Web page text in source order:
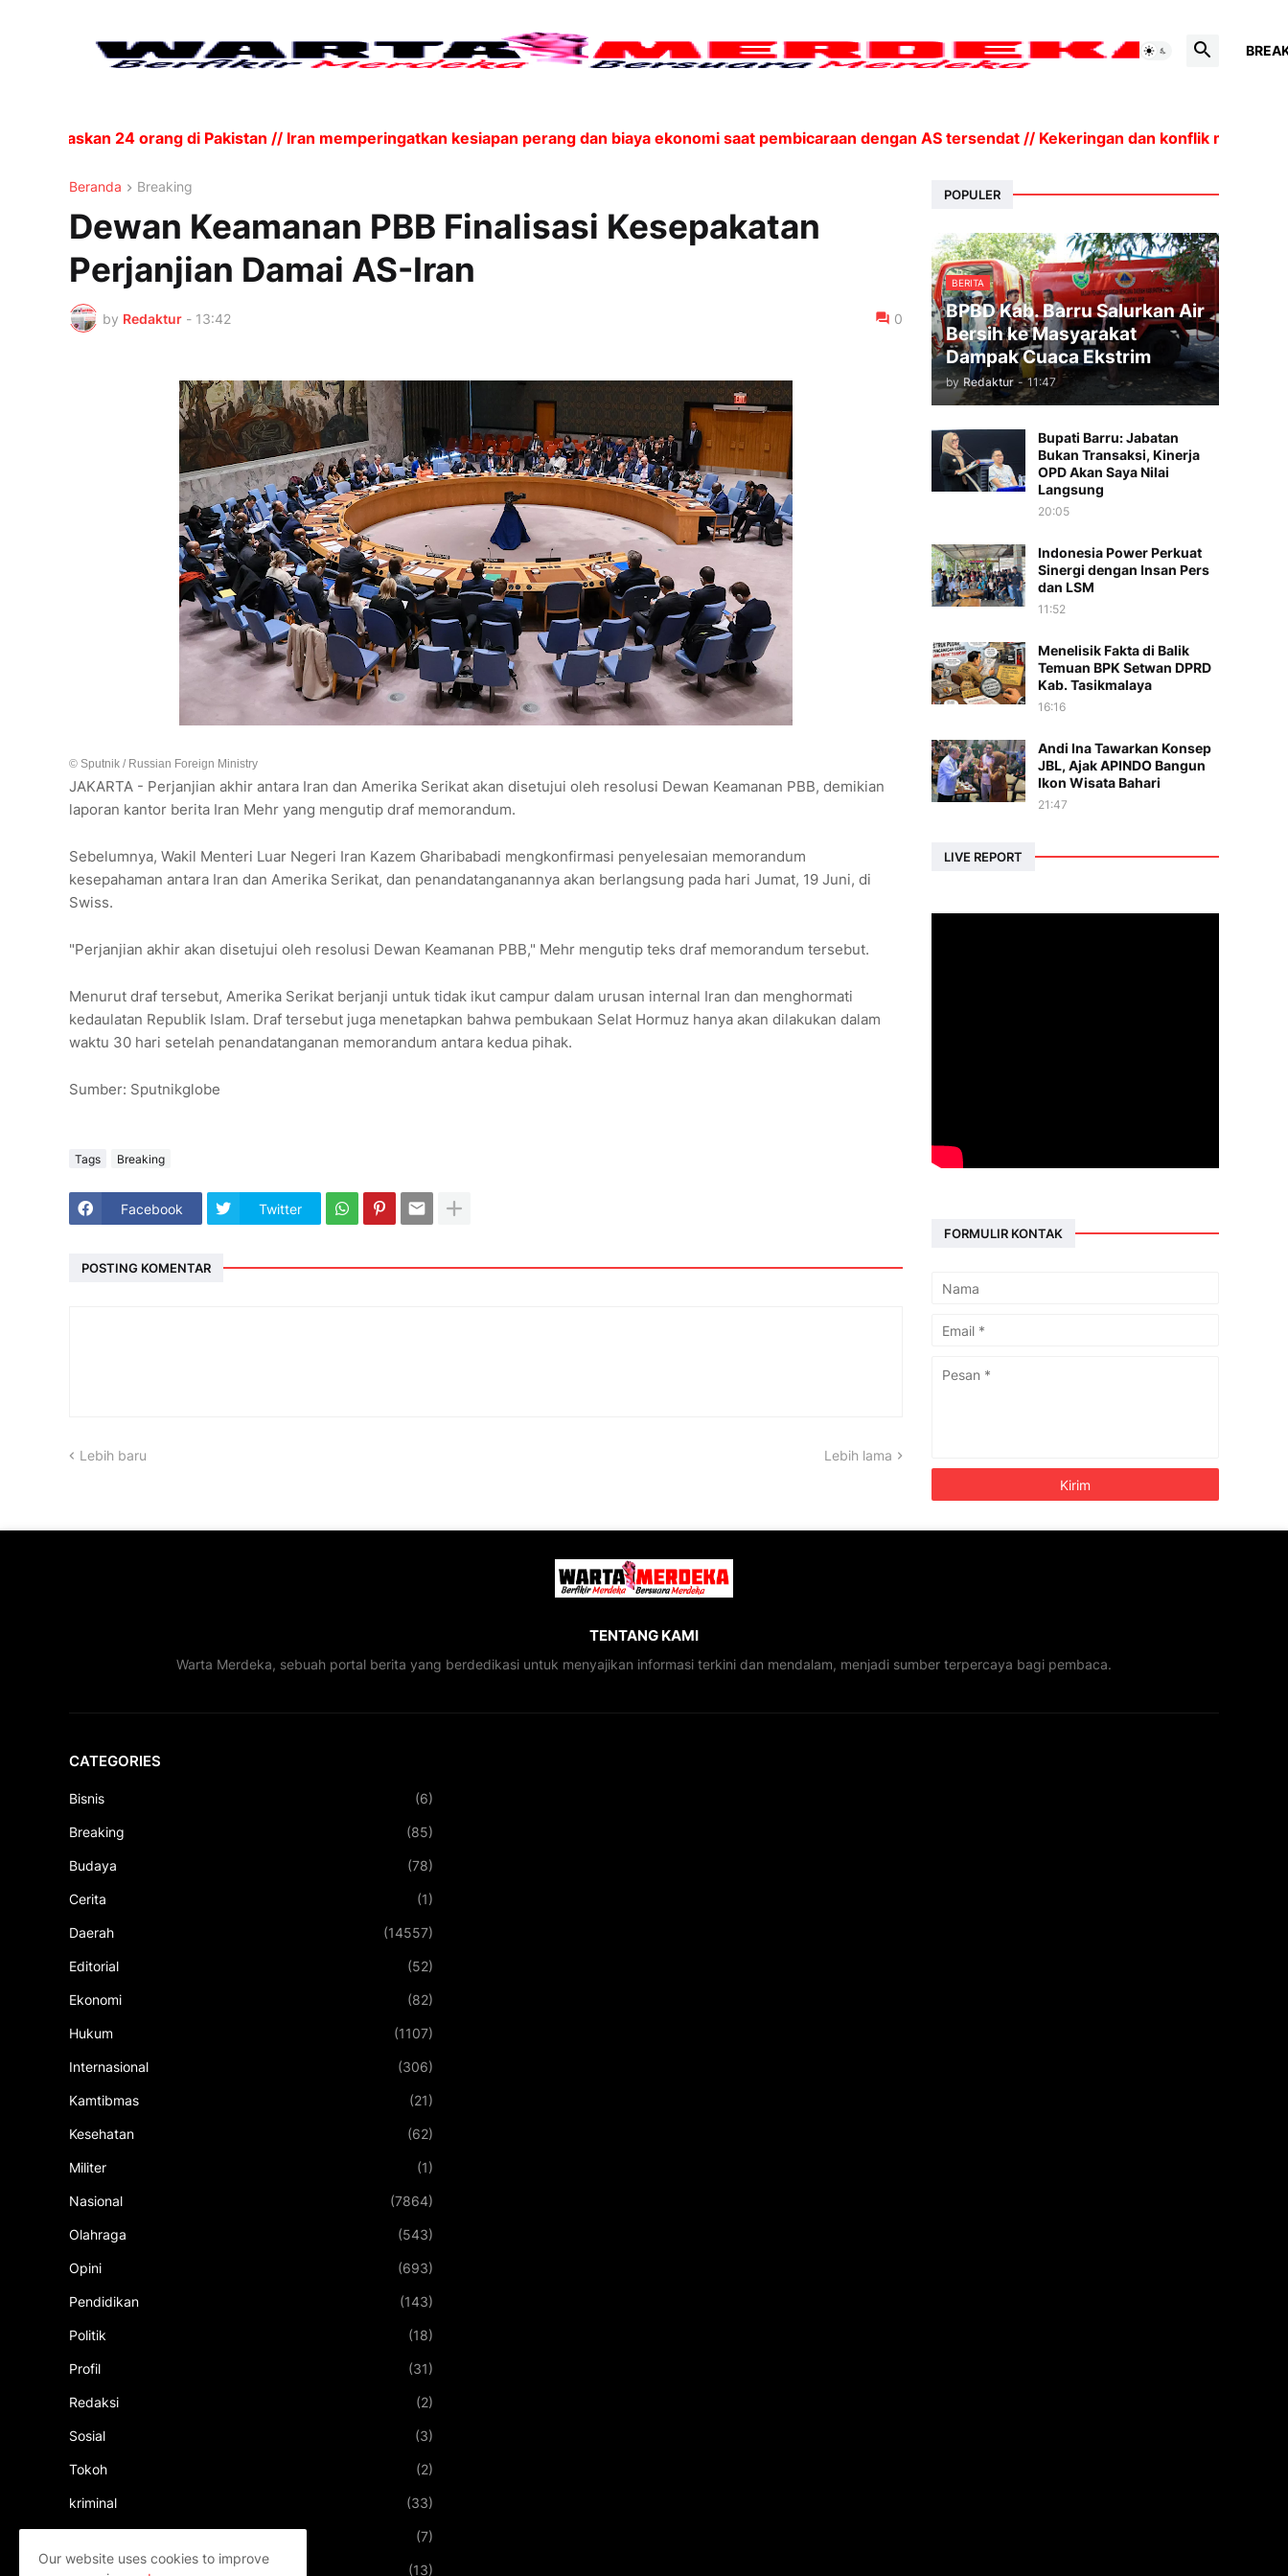
24 orang di Pakistan // Iran memperingatkan kesiapan perang dan biaya ekonomi saat pembicaraan dengan AS tersendat // Kekeringan dan konflik mendorong
Beranda Breaking
Dewan Keamanan PBB Finalisasi Kesepakatan
Perjanjian Damai AS-Iran
by Redaktur - 13:42 0
© Sputnik / Russian Foreign Ministry
JAKARTA - Perjanjian akhir antara Iran dan Amerika Serikat akan disetujui oleh resolusi Dewan Keamanan PBB, demikian
laporan kantor berita Iran Mehr yang mengutip draf memorandum.
Sebelumnya, Wakil Menteri Luar Negeri Iran Kazem Gharibabadi mengkonfirmasi penyelesaian memorandum
kesepahaman antara Iran dan Amerika Serikat, dan penandatanganannya akan berlangsung pada hari Jumat, 19 Juni, di
Swiss.
"Perjanjian akhir akan disetujui oleh resolusi Dewan Keamanan PBB," Mehr mengutip teks draf memorandum tersebut.
Menurut draf tersebut, Amerika Serikat berjanji untuk tidak ikut campur dalam urusan internal Iran dan menghormati
kedaulatan Republik Islam. Draf tersebut juga menetapkan bahwa pembukaan Selat Hormuz hanya akan dilakukan dalam
waktu 30 hari setelah penandatanganan memorandum antara kedua pihak.
Sumber: Sputnikglobe
Tags Breaking
Facebook Twitter
POSTING KOMENTAR
Lebih baru Lebih lama
POPULER
BERITA
BPBD Kab. Barru Salurkan Air
Bersih ke Masyarakat
Dampak Cuaca Ekstrim
by Redaktur - 11:47
Bupati Barru: Jabatan
Bukan Transaksi, Kinerja
OPD Akan Saya Nilai
Langsung
20:05
Indonesia Power Perkuat
Sinergi dengan Insan Pers
dan LSM
11:52
Menelisik Fakta di Balik
Temuan BPK Setwan DPRD
Kab. Tasikmalaya
16:16
Andi Ina Tawarkan Konsep
JBL, Ajak APINDO Bangun
Ikon Wisata Bahari
21:47
LIVE REPORT
FORMULIR KONTAK
TENTANG KAMI
Warta Merdeka, sebuah portal berita yang berdedikasi untuk menyajikan informasi terkini dan mendalam, menjadi sumber terpercaya bagi pembaca.
CATEGORIES
Bisnis (6)
Breaking (85)
Budaya (78)
Cerita (1)
Daerah (14557)
Editorial (52)
Ekonomi (82)
Hukum (1107)
Internasional (306)
Kamtibmas (21)
Kesehatan (62)
Militer (1)
Nasional (7864)
Olahraga (543)
Opini (693)
Pendidikan (143)
Politik (18)
Profil (31)
Redaksi (2)
Sosial (3)
Tokoh (2)
kriminal (33)
(7)
pariwisata (13)
Our website uses cookies to improve